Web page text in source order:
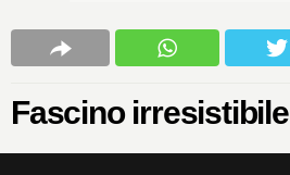
Fascino irresistibile